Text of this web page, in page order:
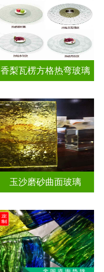
香梨瓦楞方格热弯玻璃
玉沙磨砂曲面玻璃